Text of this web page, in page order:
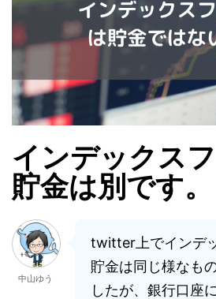
インデックス
貯金は別です。
中山ゆう
twitter上でインデ
貯金は同じ様なも
したが、銀行口座